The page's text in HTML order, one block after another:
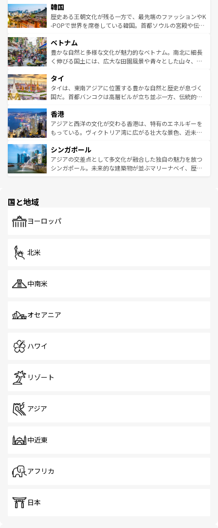
はコンテンツ一覧
いる。アクティビティも充実しており、サーフィンやダイ
ビング、ハイキングなど、アウトドア好きにはたまらな
い。オーストラリアの多彩な魅力を存分に味わいつくそ
参照してほしい。
ン）、静ひつな山岳地帯である台湾東部など、都市の喧騒
と山間の静けさが共存しており、訪れる人に新しい発見と
驚きをもたらしてくれる。また、奥深い台湾の食文化も魅
容にもいいと評判のスイーツなど、バラエティ豊かな料理
が味わえる。 なお、新着の台湾情報は コンテンツ一覧を参
照してほしい。
韓国
歴史ある王朝文化が残る一方で、最先端のファッションやK
-POPで世界を席巻している韓国。首都ソウルの宮殿や伝統
き、地方に足を延ばせば四季折々の自然美を楽しむことが
できる。そして、キムチや焼肉、絶品のストリートフード
まで、さまざまな韓国料理が待っている。夜には、韓国な
リティに包まれながら、韓国の多彩な魅力を心ゆくまで味
わってみてほしい。 なお、新着の韓国情報はコンテンツ一
覧を参照してほしい。
ベトナム
豊かな自然と多様な文化が魅力的なベトナム。南北に細長
く伸びる国土には、広大な田園風景や青々とした山々、世
急速な発展と共に伝統が息づく。ハノイの古い町並みやホ
ーチミン市のフランス統治時代の建物も、独特の雰囲気を
醸し出している。また、バラエティの豊かさとおいしさで
とつ。フォーやバインミー、ベトナムコーヒーなどは、ぜ
ひ現地で味わいたい。どの地域を訪れてもあたたかい人々
が旅行者を迎えてくれるので、きっと忘れられない旅にな
参照してほしい。
タイ
タイは、東南アジアに位置する豊かな自然と歴史が息づく
国だ。首都バンコクは高層ビルが立ち並ぶ一方、伝統的な
の活気が交差している。北部ではチェンマイなどの山岳地
帯で自然と触れ合い、南部ではプーケットやクラビの美し
いビーチでリゾート気分を楽しむことができる。タイ料理
激する。気候は一年中温暖で、どの季節にも異なる楽しみ
が待っている。親しみやすいタイの人々、仏教を中心とし
た文化、そして多様な観光資源が、訪れる旅人を魅了し続
香港
アジアと西洋の文化が交わる香港は、特有のエネルギーを
もっている。ヴィクトリア湾に広がる壮大な景色、近未来
み、どこを訪れても感動するはず。観光スポットが密集し
ており、効率よく見どころを回れるのも魅力。息をのむよ
うな絶景から文化的な体験まで、香港を存分に楽しみ尽く
シンガポール
アジアの交差点として多文化が融合した独自の魅力を放つ
シンガポール。未来的な建築物が並ぶマリーナベイ、歴史
で、ホーカーズは地元の風情を楽しめる外せないスポット
国と地域
ヨーロッパ
北米
中南米
オセアニア
ハワイ
リゾート
アジア
中近東
アフリカ
日本